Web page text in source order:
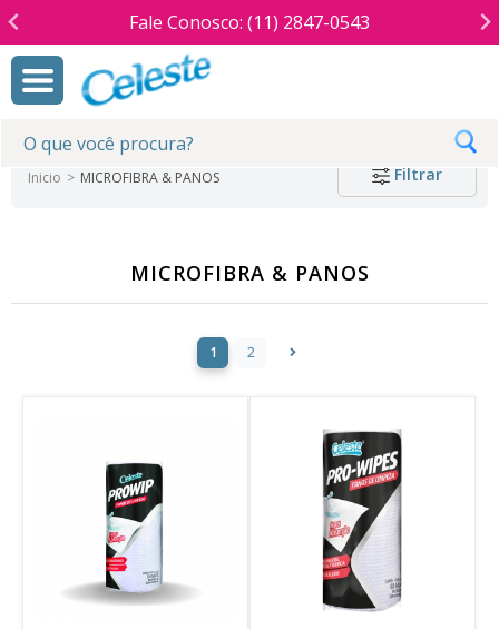
Fale Conosco: (11) 2847-0543
Filtrar
Inicio MICROFIBRA & PANOS
MICROFIBRA & PANOS
1 2